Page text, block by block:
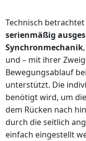
Technisch
serienmäßig
Synchronmechanik
und – mit ihrer
Bewegungsablauf
unterstützt. Die
benötigt wird, um
dem Rücken nach
durch die seitlich
einfach eingestellt